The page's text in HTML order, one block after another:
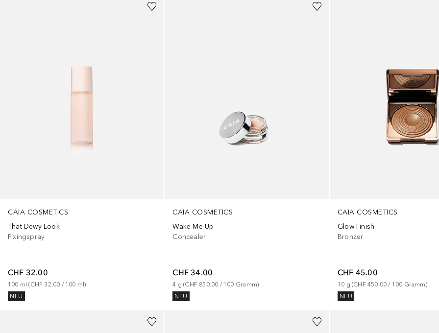
CAIA COSMETICS
That Dewy Look
Fixingspray
CHF 32.00
100 ml (CHF 32.00 / 100 ml)
NEU
CAIA COSMETICS
Wake Me Up
Concealer
CHF 34.00
4 g (CHF 850.00 / 100 Gramm)
NEU
CAIA COSMETICS
Glow Finish
Bronzer
CHF 45.00
10 g (CHF 450.00 / 100 Gramm)
NEU